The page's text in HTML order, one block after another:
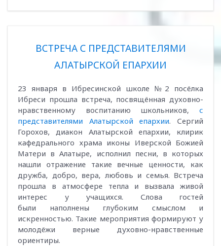
ВСТРЕЧА С ПРЕДСТАВИТЕЛЯМИ
АЛАТЫРСКОЙ ЕПАРХИИ
23 января в Ибресинской школе №2 посёлка
Ибреси прошла встреча, посвящённая духовно-
нравственному воспитанию школьников, с
представителями Алатырской епархии. Сергий
Горохов, диакон Алатырской епархии, клирик
кафедрального храма иконы Иверской Божией
Матери в Алатыре, исполнил песни, в которых
нашли отражение такие вечные ценности, как
дружба, добро, вера, любовь и семья. Встреча
прошла в атмосфере тепла и вызвала живой
интерес у учащихся. Слова гостей
были наполнены глубоким смыслом и
искренностью. Такие мероприятия формируют у
молодёжи верные духовно-нравственные
ориентиры.